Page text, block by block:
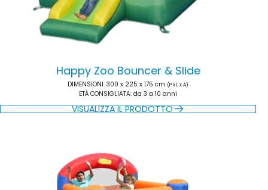
Happy Zoo Bouncer & Slide
DIMENSIONI: 300 x 225 x 175 cm (P x L x A)
ETÀ CONSIGLIATA: da 3 a 10 anni
VISUALIZZA IL PRODOTTO